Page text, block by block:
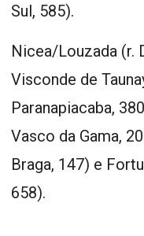
Sul, 585).
Nicea/Louzada (r.
Visconde de
Paranapiacaba,
Vasco da Gama,
Braga, 147) e
658).